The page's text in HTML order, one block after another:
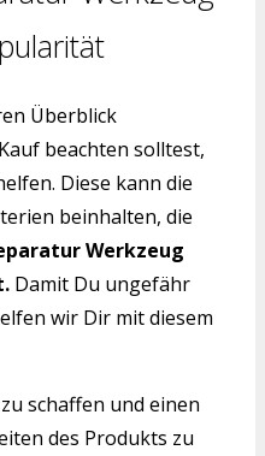
Überblick
beachten solltest,
Diese kann die
beinhalten, die
Werkzeug
Damit Du ungefähr
wir Dir mit diesem
schaffen und einen
des Produkts zu